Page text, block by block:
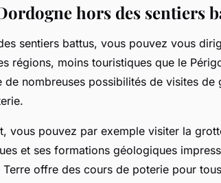
hors des sentiers
sentiers battus, vous pouvez vous
régions, moins touristiques que le
nombreuses possibilités de visites de
vous pouvez par exemple visiter la
et ses formations géologiques
offre des cours de poterie pour